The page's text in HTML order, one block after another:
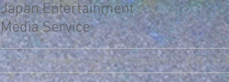
Japan Entertainment
Media Service
JapanEntertainment TONNYs Shop street 投資・経済